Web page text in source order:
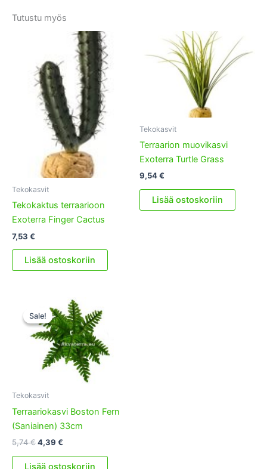
Tutustu myös
Tekokasvit
Tekokaktus terraarioon
Exoterra Finger Cactus
7,53 €
Lisää ostoskoriin
Tekokasvit
Terraarion muovikasvi
Exoterra Turtle Grass
9,54€
Lisää ostoskoriin
Sale!
Sale!
Tekokasvit
Terraariokasvi Boston Fern
(Saniainen) 33cm
5,74€Alkuperäinen
oli:
4,39 €
on:
Lisää ostoskoriin